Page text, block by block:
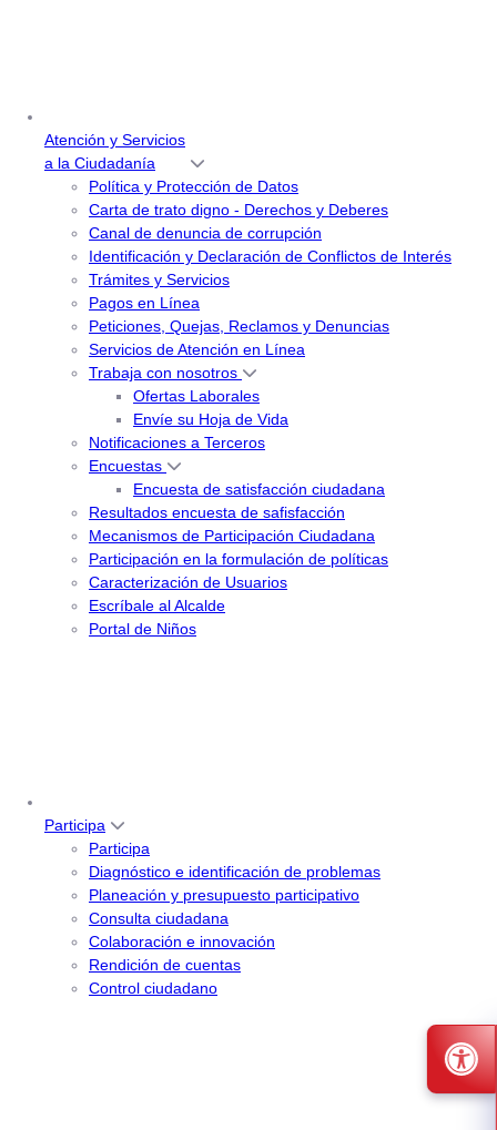
Atención y Servicios
a la Ciudadanía
Política y Protección de Datos
Carta de trato digno - Derechos y Deberes
Canal de denuncia de corrupción
Identificación y Declaración de Conflictos de Interés
Trámites y Servicios
Pagos en Línea
Peticiones, Quejas, Reclamos y Denuncias
Servicios de Atención en Línea
Trabaja con nosotros
Ofertas Laborales
Envíe su Hoja de Vida
Notificaciones a Terceros
Encuestas
Encuesta de satisfacción ciudadana
Resultados encuesta de safisfacción
Mecanismos de Participación Ciudadana
Participación en la formulación de políticas
Caracterización de Usuarios
Escríbale al Alcalde
Portal de Niños
Participa
Participa
Diagnóstico e identificación de problemas
Planeación y presupuesto participativo
Consulta ciudadana
Colaboración e innovación
Rendición de cuentas
Control ciudadano